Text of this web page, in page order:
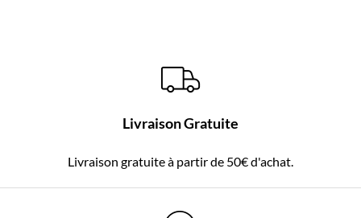
Livraison Gratuite
Livraison gratuite à partir de 50€ d'achat.